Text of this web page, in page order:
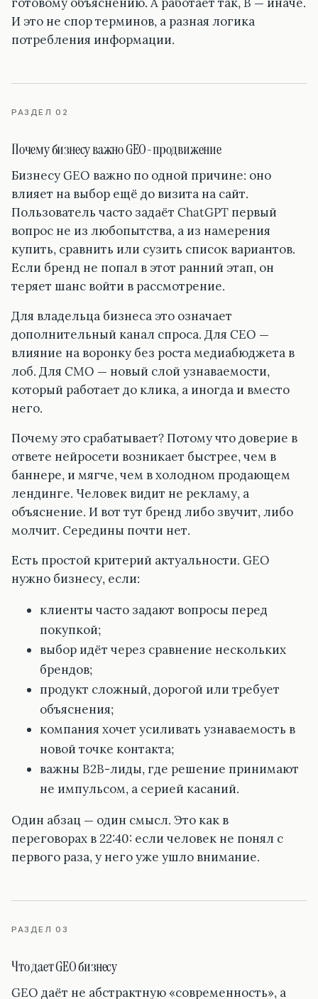
И это не спор терминов, а разная логика
потребления информации.
РАЗДЕЛ 02
Почему бизнесу важно GEO-продвижение
Бизнесу GEO важно по одной причине: оно
влияет на выбор ещё до визита на сайт.
Пользователь часто задаёт ChatGPT первый
вопрос не из любопытства, а из намерения
купить, сравнить или сузить список вариантов.
Если бренд не попал в этот ранний этап, он
теряет шанс войти в рассмотрение.
Для владельца бизнеса это означает
дополнительный канал спроса. Для CEO —
влияние на воронку без роста медиабюджета в
лоб. Для CMO — новый слой узнаваемости,
который работает до клика, а иногда и вместо
него.
Почему это срабатывает? Потому что доверие в
ответе нейросети возникает быстрее, чем в
баннере, и мягче, чем в холодном продающем
лендинге. Человек видит не рекламу, а
объяснение. И вот тут бренд либо звучит, либо
молчит. Середины почти нет.
Есть простой критерий актуальности. GEO
нужно бизнесу, если:
клиенты часто задают вопросы перед
покупкой;
выбор идёт через сравнение нескольких
брендов;
продукт сложный, дорогой или требует
объяснения;
компания хочет усиливать узнаваемость в
новой точке контакта;
важны B2B-лиды, где решение принимают
не импульсом, а серией касаний.
Один абзац — один смысл. Это как в
переговорах в 22:40: если человек не понял с
первого раза, у него уже ушло внимание.
РАЗДЕЛ 03
Что дает GEO бизнесу
GEO даёт не абстрактную «современность», а